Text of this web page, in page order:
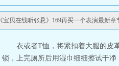
《宝贝在线听张悬》169再买一个表演最新章
衣或者T恤，将紧扣着大腿的皮
锁，上完厕所后用湿巾细细擦试干